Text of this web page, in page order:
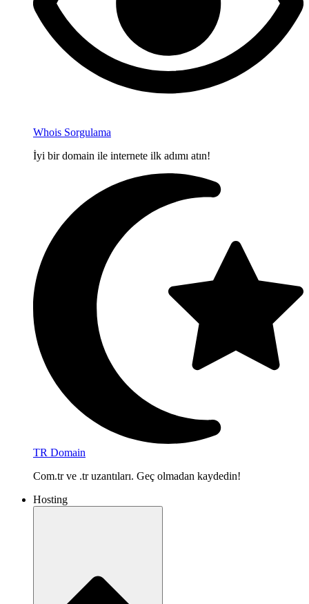
Whois Sorgulama
İyi bir domain ile internete ilk adımı atın!
TR Domain
Com.tr ve .tr uzantıları. Geç olmadan kaydedin!
Hosting